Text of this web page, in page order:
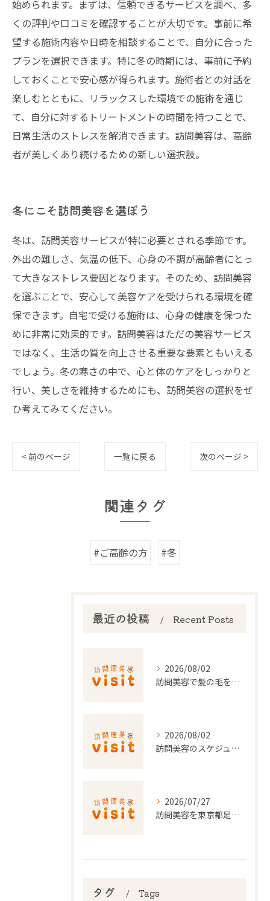
始められます。まずは、信頼できるサービスを調べ、多
くの評判や口コミを確認することが大切です。事前に希
望する施術内容や日時を相談することで、自分に合った
プランを選択できます。特に冬の時期には、事前に予約
しておくことで安心感が得られます。施術者との対話を
楽しむとともに、リラックスした環境での施術を通じ
て、自分に対するトリートメントの時間を持つことで、
日常生活のストレスを解消できます。訪問美容は、高齢
者が美しくあり続けるための新しい選択肢。
冬にこそ訪問美容を選ぼう
冬は、訪問美容サービスが特に必要とされる季節です。
外出の難しさ、気温の低下、心身の不調が高齢者にとっ
て大きなストレス要因となります。そのため、訪問美容
を選ぶことで、安心して美容ケアを受けられる環境を確
保できます。自宅で受ける施術は、心身の健康を保つた
めに非常に効果的です。訪問美容はただの美容サービス
ではなく、生活の質を向上させる重要な要素ともいえる
でしょう。冬の寒さの中で、心と体のケアをしっかりと
行い、美しさを維持するためにも、訪問美容の選択をぜ
ひ考えてみてください。
< 前のページ 一覧に戻る 次のページ >
関連タグ
#ご高齢の方 #冬
最近の投稿 Recent Posts
2026/08/02
訪問美容で髪の毛を整える事前準備と安心料金ポイントを徹底解説
2026/08/02
訪問美容のスケジュール調整を東京都でスムーズに行うポイント
2026/07/27
訪問美容を東京都足立区で利用するための申請条件と手続き徹底ガイド
タグ Tags